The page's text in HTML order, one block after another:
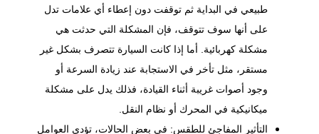
طبيعي في البداية ثم توقفت دون إعطاء أي علامات تدل
على أنها سوف تتوقف، فإن المشكلة التي حدثت هي
مشكلة كهربائية. أما إذا كانت السيارة تتصرف بشكل غير
مستقر، مثل تأخر في الاستجابة عند زيادة السرعة أو
وجود أصوات غريبة أثناء القيادة، فذلك يدل على مشكلة
ميكانيكية في المحرك أو نظام النقل.
التأثير المفاجئ للطقس: في بعض الحالات، تؤدي العوامل